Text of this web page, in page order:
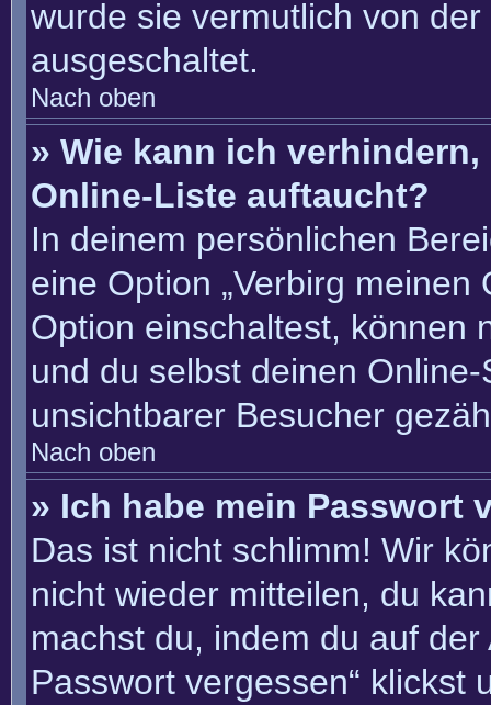
wurde sie vermutlich von
ausgeschaltet.
Nach oben
» Wie kann ich
Online-Liste auftaucht?
In deinem persönlichen
eine Option „Verbirg meinen
Option einschaltest, können
und du selbst deinen
unsichtbarer Besucher
Nach oben
» Ich habe mein Passwort
Das ist nicht schlimm! Wir
nicht wieder mitteilen, du
machst du, indem du auf
Passwort vergessen“ klickst